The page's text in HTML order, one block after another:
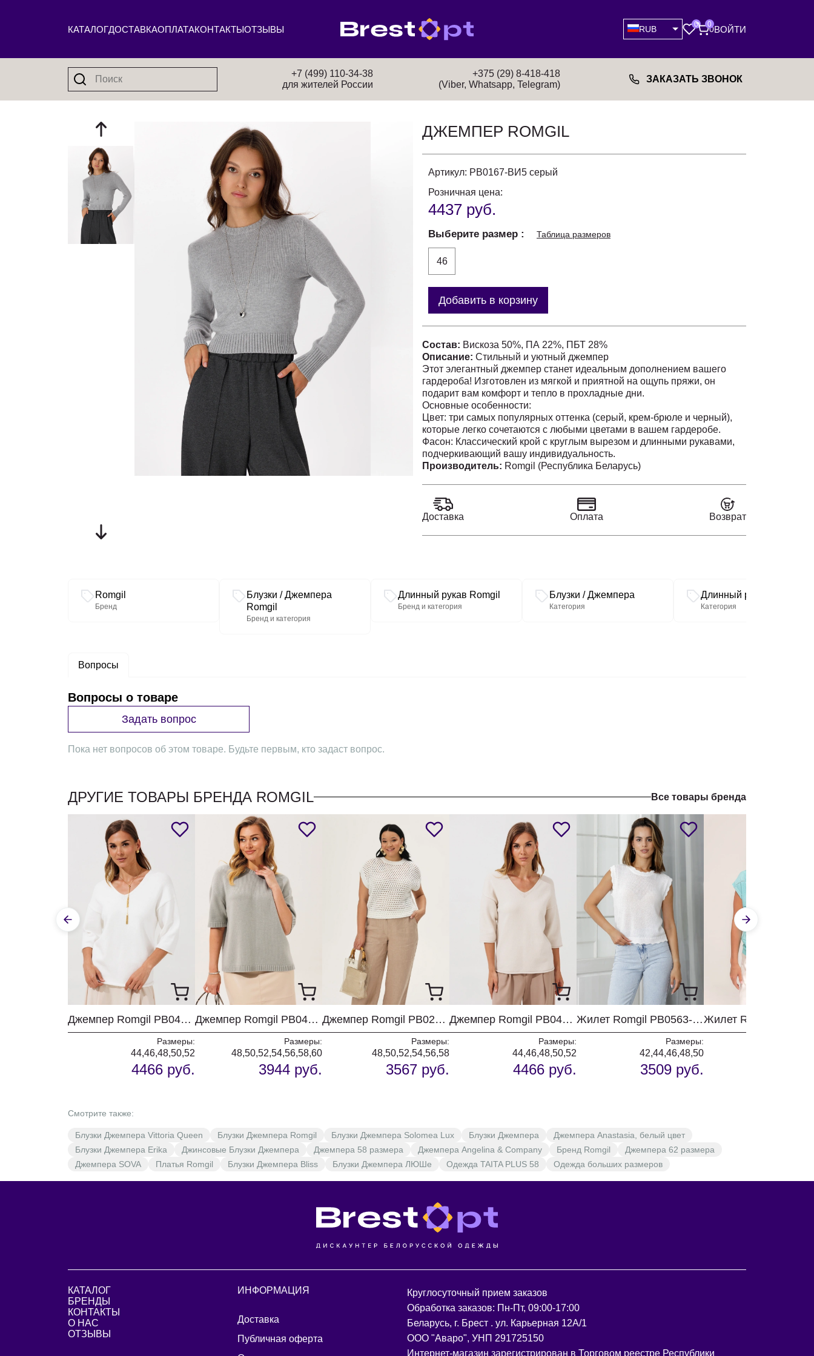
КАТАЛОГДОСТАВКАОПЛАТАКОНТАКТЫОТЗЫВЫ RUB
0 0
0ВОЙТИ
+7 (499) 110-34-38
для жителей России
+375 (29) 8-418-418
(Viber, Whatsapp, Telegram)
ЗАКАЗАТЬ ЗВОНОК
ДЖЕМПЕР ROMGIL
Артикул: РВ0167-ВИ5 серый
Розничная цена:
4437 руб.
Выберите размер Таблица размеров
46
Добавить в корзину
Состав: Вискоза 50%, ПА 22%, ПБТ 28%
Описание: Стильный и уютный джемпер
Этот элегантный джемпер станет идеальным дополнением вашего
гардероба! Изготовлен из мягкой и приятной на ощупь пряжи, он
подарит вам комфорт и тепло в прохладные дни.
Основные особенности:
Цвет: три самых популярных оттенка (серый, крем-брюле и черный),
которые легко сочетаются с любыми цветами в вашем гардеробе.
Фасон: Классический крой с круглым вырезом и длинными рукавами,
подчеркивающий вашу индивидуальность.
Материал: Высококачественная вискозная пряжа, обеспечивающая
Универсальность: Подходит как для повседневных луков, так и для
создания стильных образов на работу или встречи с друзьями. Совет
джинсами, чтобы создать модный и утонченный образ.
Производитель: Romgil (Республика Беларусь)
Доставка Оплата Возврат
Romgil
Бренд
Блузки / Джемпера
Romgil
Бренд и категория
Длинный рукав Romgil
Бренд и категория
Блузки / Джемпера
Категория
Длинный рукав
Категория
Вопросы
Вопросы о товаре
Задать вопрос
Пока нет вопросов об этом товаре. Будьте первым, кто задаст вопрос.
ДРУГИЕ ТОВАРЫ БРЕНДА ROMGIL Все товары бренда
Джемпер Romgil РВ0464-ВИ5 молочный
Размеры:
44,46,48,50,52
4466 руб.
Джемпер Romgil РВ0465-ШЕ5 водопад
Размеры:
48,50,52,54,56,58,60
3944 руб.
Джемпер Romgil РВ0260-ХЛ2 белый
Размеры:
48,50,52,54,56,58
3567 руб.
Джемпер Romgil РВ0464-ВИ5 ванильный
Размеры:
44,46,48,50,52
4466 руб.
Жилет Romgil РВ0563-ХЛ4 белый
Размеры:
42,44,46,48,50
3509 руб.
Смотрите также:
Блузки Джемпера Vittoria Queen Блузки Джемпера Romgil Блузки Джемпера Solomea Lux Блузки Джемпера
Джемпера Anastasia, белый цвет
Блузки Джемпера Erika
Джинсовые Блузки Джемпера Джемпера 58 размера Джемпера Angelina & Company Бренд Romgil
Джемпера 62 размера
Джемпера SOVA
Платья Romgil Блузки Джемпера Bliss Блузки Джемпера ЛЮШе Одежда TAITA PLUS 58 Одежда больших размеров
КАТАЛОГ
БРЕНДЫ
КОНТАКТЫ
О НАС
ОТЗЫВЫ
ИНФОРМАЦИЯ
Доставка
Публичная оферта
Круглосуточный прием заказов
Обработка заказов: Пн-Пт, 09:00-17:00
Беларусь, г. Брест . ул. Карьерная 12А/1
ООО "Аваро", УНП 291725150
Интернет-магазин зарегистрирован в Торговом реестре Республики